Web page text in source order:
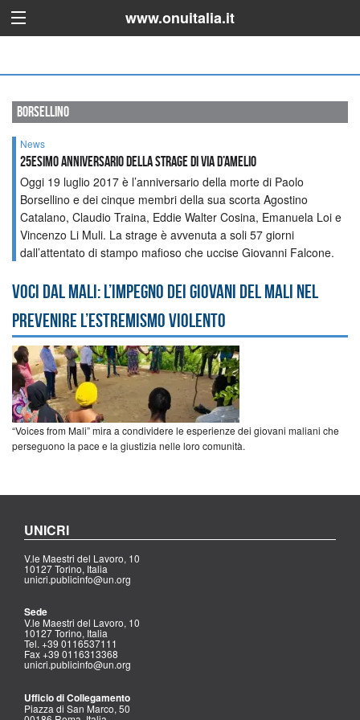
www.onuitalia.it
borsellino
News
25esimo anniversario della Strage di Via D’Amelio
Oggi 19 luglio 2017 è l’anniversario della morte di Paolo
Borsellino e dei cinque membri della sua scorta Agostino
Catalano, Claudio Traina, Eddie Walter Cosina, Emanuela Loi e
Vincenzo Li Muli. La strage è avvenuta a soli 57 giorni
dall’attentato di stampo mafioso che uccise Giovanni Falcone.
Voci dal Mali: l’impegno dei giovani del Mali nel
prevenire l’estremismo violento
“Voices from Mali” mira a condividere le esperienze dei giovani maliani che
perseguono la pace e la giustizia nelle loro comunità.
UNICRI
V.le Maestri del Lavoro, 10
10127 Torino, Italia
unicri.publicinfo@un.org
Sede
V.le Maestri del Lavoro, 10
10127 Torino, Italia
Tel. +39 0116537111
Fax +39 0116313368
unicri.publicinfo@un.org
Ufficio di Collegamento
Piazza di San Marco, 50